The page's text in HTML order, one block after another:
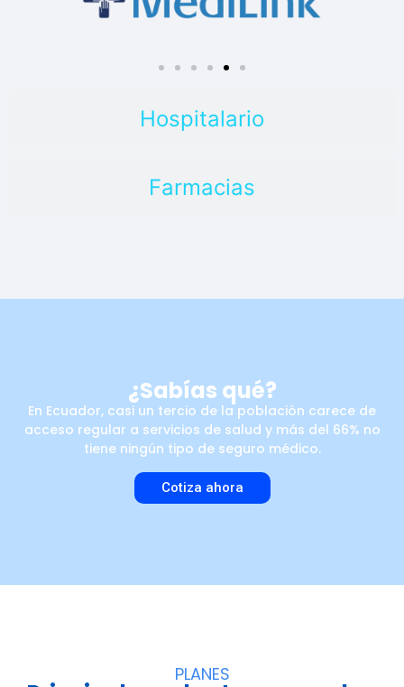
Hospitalario
Farmacias
¿Sabías qué?
En Ecuador, casi un tercio de la población carece de
acceso regular a servicios de salud y más del 66% no
tiene ningún tipo de seguro médico.
Cotiza ahora
PLANES